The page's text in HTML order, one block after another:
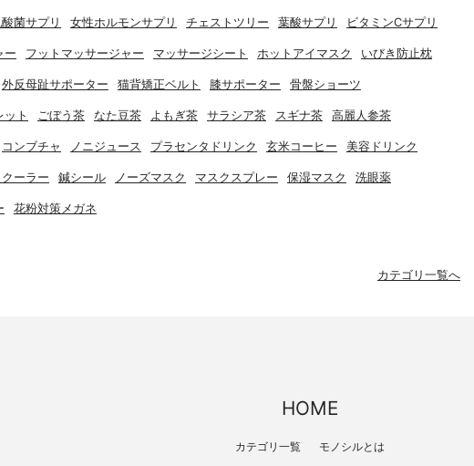
菌サプリ 女性ホルモンサプリ チェストツリー 葉酸サプリ ビタミンCサプリ
ー フットマッサージャー マッサージシート ホットアイマスク いびき防止枕
外反母趾サポーター 猫背矯正ベルト 膝サポーター 骨盤ショーツ
ト ごぼう茶 なた豆茶 よもぎ茶 サラシア茶 スギナ茶 高麗人参茶
コンブチャ ノニジュース プラセンタドリンク 玄米コーヒー 美容ドリンク
ーラー 鍼シール ノーズマスク マスクスプレー 保湿マスク 洗眼薬
花粉対策メガネ
カテゴリ一覧へ
HOME
カテゴリ一覧 モノシルとは